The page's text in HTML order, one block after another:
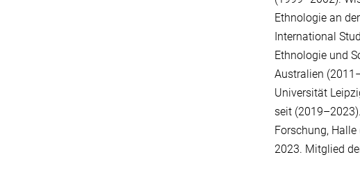
Ethnologie an
International
Ethnologie und
Australien
Universität
seit
Forschung,
2023. Mitglied